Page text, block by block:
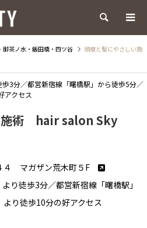
検索
御茶ノ水・飯田橋・四ツ谷
頭皮と髪にやさしい施
3分／都営新宿線「曙橋駅」から徒歩5分／
アクセス
施術 hair salon Sky
４ マガザン荒木町５F
り徒歩3分／都営新宿線「曙橋駅」
り徒歩10分の好アクセス